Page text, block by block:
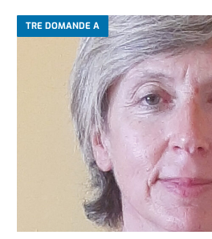
TRE DOMANDE A